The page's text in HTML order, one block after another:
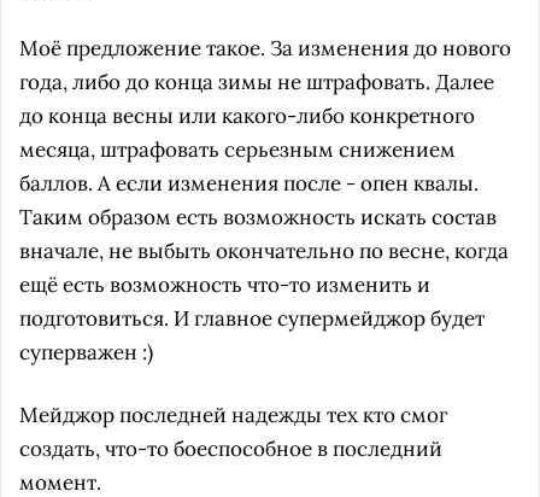
Моё предложение такое. За изменения до нового
года, либо до конца зимы не штрафовать. Далее
до конца весны или какого-либо конкретного
месяца, штрафовать серьезным снижением
баллов. А если изменения после - опен квалы.
Таким образом есть возможность искать состав
вначале, не выбыть окончательно по весне, когда
ещё есть возможность что-то изменить и
подготовиться. И главное супермейджор будет
суперважен :)
Мейджор последней надежды тех кто смог
создать, что-то боеспособное в последний
момент.